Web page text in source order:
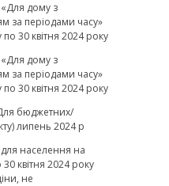
дому з
за періодами часу»
30 квітня 2024 року
дому з
за періодами часу»
30 квітня 2024 року
бюджетних/
липень 2024 р
населення на
квітня 2024 року
не